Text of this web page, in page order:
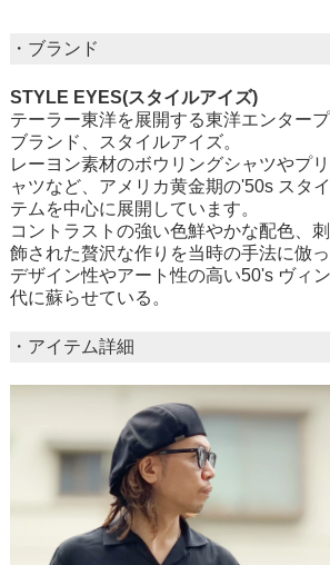
・ブランド
STYLE EYES(スタイルアイズ)
テーラー東洋を展開する東洋エンター
ブランド、スタイルアイズ。
レーヨン素材のボウリングシャツやプ
ャツなど、アメリカ黄金期の'50s スタ
テムを中心に展開しています。
コントラストの強い色鮮やかな配色、
飾された贅沢な作りを当時の手法に倣っ
デザイン性やアート性の高い50's ヴィ
代に蘇らせている。
・アイテム詳細